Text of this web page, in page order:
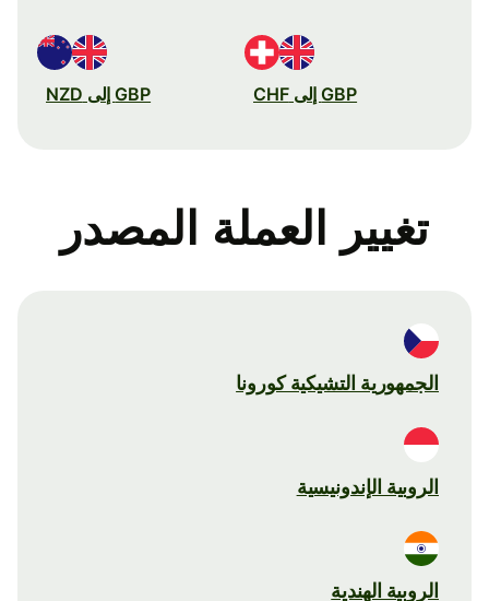
GBP إلى CHF GBP إلى NZD
تغيير العملة المصدر
الجمهورية التشيكية كورونا
الروبية الإندونيسية
الروبية الهندية